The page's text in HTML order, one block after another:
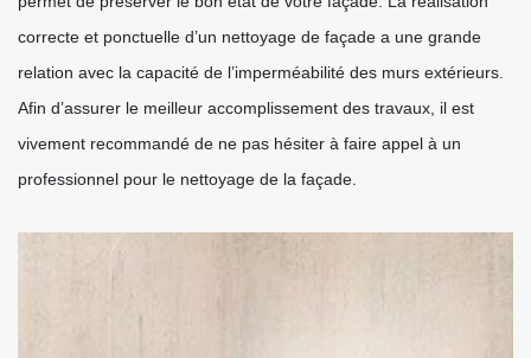
correcte et ponctuelle d’un nettoyage de façade a une grande
relation avec la capacité de l’imperméabilité des murs extérieurs.
Afin d’assurer le meilleur accomplissement des travaux, il est
vivement recommandé de ne pas hésiter à faire appel à un
professionnel pour le nettoyage de la façade.